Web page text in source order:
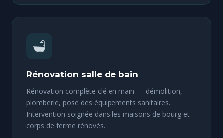
Rénovation salle de bain
Rénovation complète clé en main — démolition,
plomberie, pose des équipements sanitaires.
Intervention soignée dans les maisons de bourg et
corps de ferme rénovés.